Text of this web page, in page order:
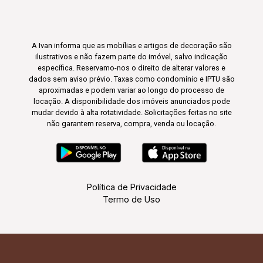
A Ivan informa que as mobílias e artigos de decoração são
ilustrativos e não fazem parte do imóvel, salvo indicação
específica. Reservamo-nos o direito de alterar valores e
dados sem aviso prévio. Taxas como condomínio e IPTU são
aproximadas e podem variar ao longo do processo de
locação. A disponibilidade dos imóveis anunciados pode
mudar devido à alta rotatividade. Solicitações feitas no site
não garantem reserva, compra, venda ou locação.
Política de Privacidade
Termo de Uso